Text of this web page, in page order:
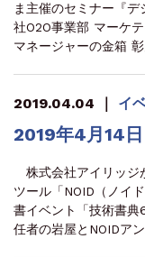
ま主催のセミナー『
社O2O事業部 マーケ
マネージャーの金箱
2019.04.04 ｜ イ
2019年4月14
株式会社アイリッジ
ツール「NOID（ノイ
書イベント「技術書
任者の岩屋とNOIDア